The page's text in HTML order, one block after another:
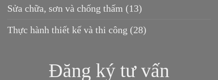
Sửa chữa, sơn và chống thấm (13)
Thực hành thiết kế và thi công (28)
Đăng ký tư vấn